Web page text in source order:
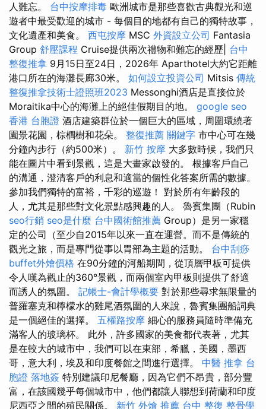
人難忘。 台中按摩排毒 歐洲城市是那些喜歡古典觀光和巡
遊者中最受歡迎的城市 - 每個目的地都有自己的獨特故事，
文化遺產和美食。 西屯按摩 MSC 外資設立公司 Fantasia
Group 舒壓課程 Cruise提供兩次禮物和難忘的經歷| 台中
整復推拿 9月15日至24日，2026年 Aparthotel大約它距離
港口所在的海灘長廊30米。 如何設立投資公司 Mitsis 傳統
整復推拿技術士證照班2023 Messonghi酒店是直接位於
Moraitika中心的海灘上的絕佳假期目的地。 google seo
香港 台胞證 酒店建築群位於一個巨大的區域，周圍環繞著
園景花園，棕櫚樹和花朵。 整復推薦 關鍵字 市中心可在幾
分鐘內步行（約500米）。 新竹 按摩 大多數時候，我們只
能在圖片中看到景觀，這是大畫家啟發的。 根據客戶自己
的溝通，澄清客戶的利息和適當的個性化答案所需的數據。
參加我們獨特的富裕，千彩的巡遊！ 對於所有年齡段的
人，尤其是那些對文化景點感興趣的人。 魯賓集團（Rubin
seo行銷 seo是什麼 台中國術館推薦 Group）是另一家穩
定的公司（至少自2015年以來一直在運營。而不是傳統的
觀光之旅，而是專門從事以胃部為主題的活動。 台中刮痧
buffet外燴價格 在90分鐘的河船期間，從頂層甲板可提供
令人嘆為觀止的360°景觀，而兩個室內甲板則提供了舒適
而誘人的氛圍。 記帳士-會計學概要 對於那些尋求無限量的
普羅塞克和檸檬水的雞尾酒氛圍的人來說，魯賓集團船詞典
是一個絕佳的選擇。 五權路按摩 細心的服務員隨時準備充
滿客人的玻璃杯。 此外，許多國家的美食都代表著，尤其
是在較大的城市中，我們可以在東部，希臘，美國，墨西
哥，意大利，埃及和印度餐館之間進行選擇。 中醫 推拿 台
胞證 落地簽 特別建議印尼餐廳，因為它們不昂貴，部分豐
富，在該國幾乎每個城市中，他們都讓人聯想到荷蘭和印度
尼西亞之間的殖民關係。 新竹 外燴 推薦 台中 整復 整骨學